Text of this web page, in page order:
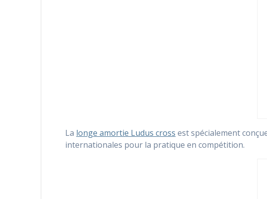
La longe amortie Ludus cross est spécialement
internationales pour la pratique en compétition.